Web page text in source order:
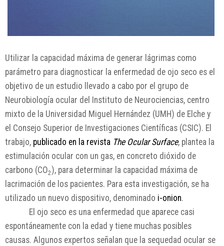
Utilizar la capacidad máxima de generar lágrimas como
parámetro para diagnosticar la enfermedad de ojo seco es el
objetivo de un estudio llevado a cabo por el grupo de
Neurobiología ocular del Instituto de Neurociencias, centro
mixto de la Universidad Miguel Hernández (UMH) de Elche y
el Consejo Superior de Investigaciones Científicas (CSIC). El
trabajo, publicado en la revista The Ocular Surface, plantea la
estimulación ocular con un gas, en concreto dióxido de
carbono (CO2 ), para determinar la capacidad máxima de
lacrimación de los pacientes. Para esta investigación, se ha
utilizado un nuevo dispositivo, denominado i-onion.
El ojo seco es una enfermedad que aparece casi
espontáneamente con la edad y tiene muchas posibles
causas. Algunos expertos señalan que la sequedad ocular se